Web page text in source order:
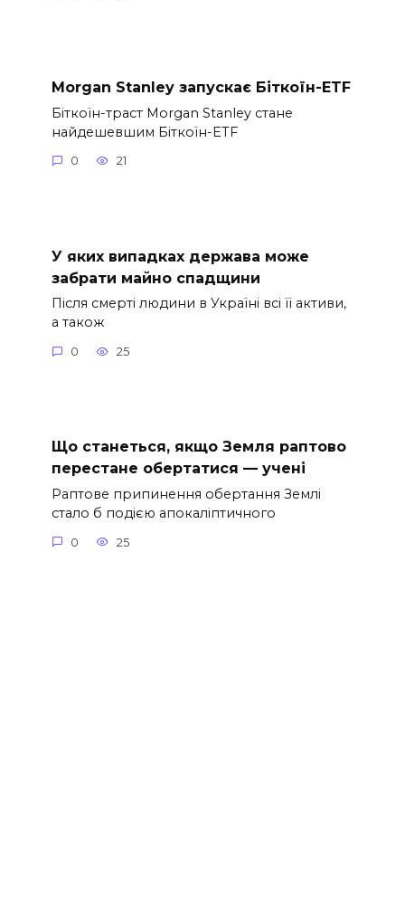
Morgan Stanley запускає Біткоїн-ETF
Біткоїн-траст Morgan Stanley стане
найдешевшим Біткоїн-ETF
0 21
У яких випадках держава може
забрати майно спадщини
Після смерті людини в Україні всі її активи,
а також
0 25
Що станеться, якщо Земля раптово
перестане обертатися — учені
Раптове припинення обертання Землі
стало б подією апокаліптичного
0 25